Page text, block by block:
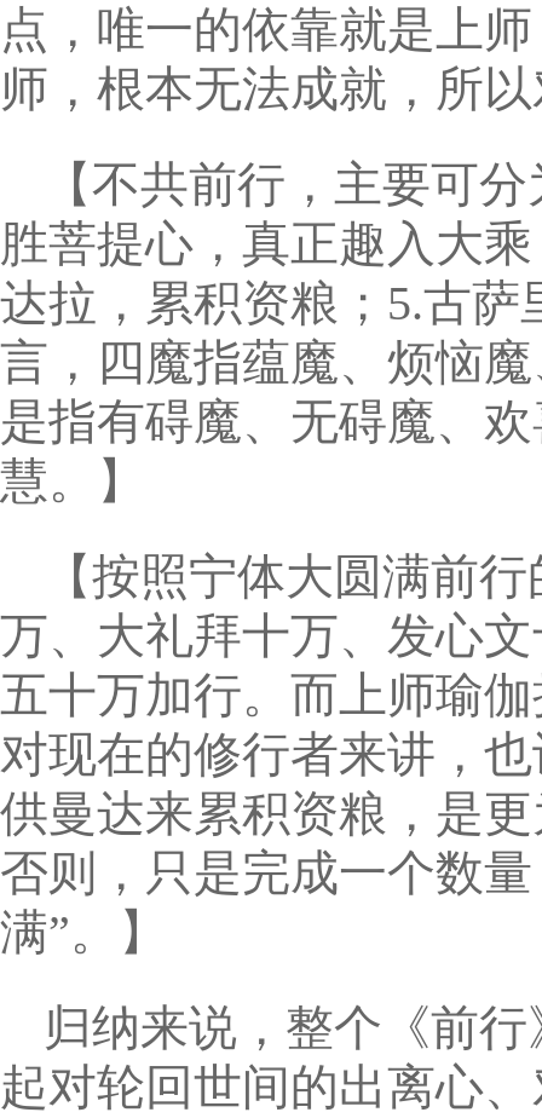
点，唯一的依靠就是上
师，根本无法成就，所
【不共前行，主要可
胜菩提心，真正趣入大
达拉，累积资粮；5.古
言，四魔指蕴魔、烦恼
是指有碍魔、无碍魔、
慧。】
【按照宁体大圆满前
万、大礼拜十万、发心
五十万加行。而上师瑜
对现在的修行者来讲，
供曼达来累积资粮，是
否则，只是完成一个数
满”。】
归纳来说，整个《前
起对轮回世间的出离心